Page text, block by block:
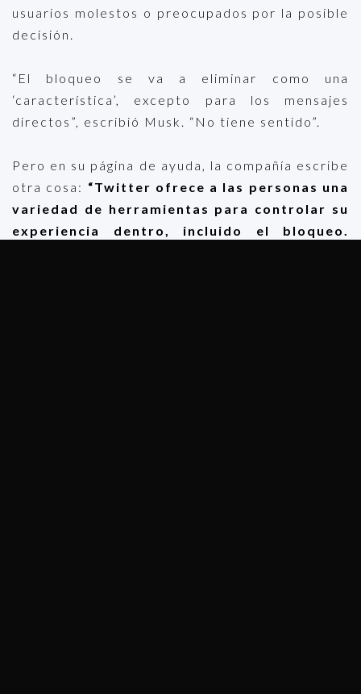
usuarios molestos o preocupados por la posible
decisión.
“El bloqueo se va a eliminar como una
‘característica’, excepto para los mensajes
directos”, escribió Musk. “No tiene sentido”.
Pero en su página de ayuda, la compañía escribe
otra cosa: “Twitter ofrece a las personas una
variedad de herramientas para controlar su
experiencia dentro, incluido el bloqueo.